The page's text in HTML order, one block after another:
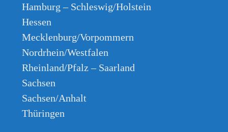
Hamburg – Schleswig/Holstein
Hessen
Mecklenburg/Vorpommern
Nordrhein/Westfalen
Rheinland/Pfalz – Saarland
Sachsen
Sachsen/Anhalt
Thüringen